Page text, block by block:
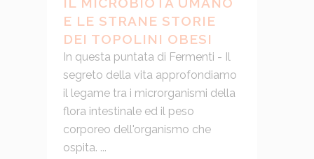
E LE STRANE STORIE
DEI TOPOLINI OBESI
In questa puntata di Fermenti - Il
segreto della vita approfondiamo
il legame tra i microrganismi della
flora intestinale ed il peso
corporeo dell'organismo che
ospita. ...